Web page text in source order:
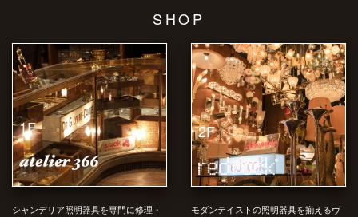
SHOP
1F
シャンデリア照明器具を専門に修理・
2F
モダンテイストの照明器具を揃えるヴ